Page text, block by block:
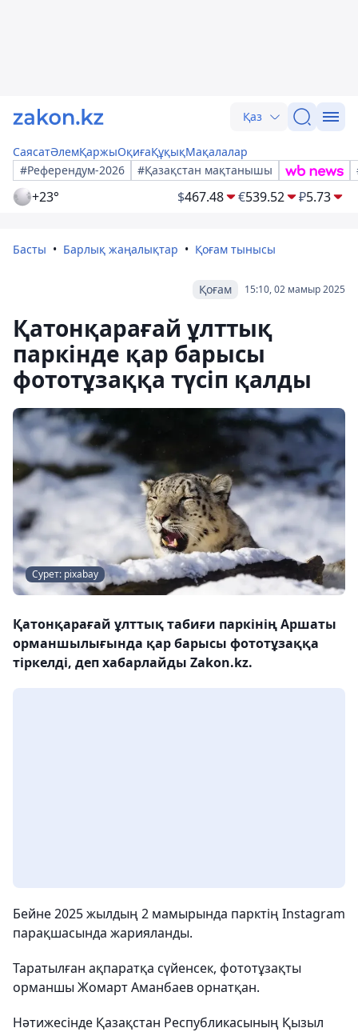
Қаз
СаясатӘлемҚаржыОқиғаҚұқықМақалалар
#Референдум-2026
#Қазақстан мақтанышы
+23° $467.48 €539.52 ₽5.73
Басты Барлық жаңалықтар Қоғам тынысы
15:10, 02 мамыр 2025
Қоғам
Қатонқарағай ұлттық
паркінде қар барысы
фототұзаққа түсіп қалды
Сурет: pixabay
Қатонқарағай ұлттық табиғи паркінің Аршаты
орманшылығында қар барысы фототұзаққа
тіркелді, деп хабарлайды Zakon.kz.
Бейне 2025 жылдың 2 мамырында парктің Instagram
парақшасында жарияланды.
Таратылған ақпаратқа сүйенсек, фототұзақты
орманшы Жомарт Аманбаев орнатқан.
Нәтижесінде Қазақстан Республикасының Қызыл